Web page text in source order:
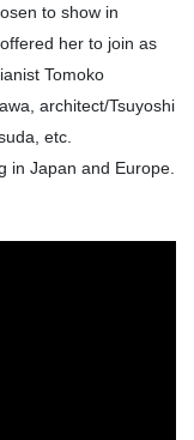
to show in
her to join as
Tomoko
architect/Tsuyoshi
etc.
in Japan and Europe.